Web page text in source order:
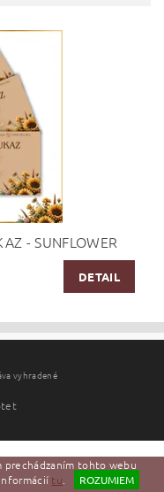
- SUNFLOWER
DETAIL
vyhradené
prechádzaním tohto webu
tu ROZUMIEM